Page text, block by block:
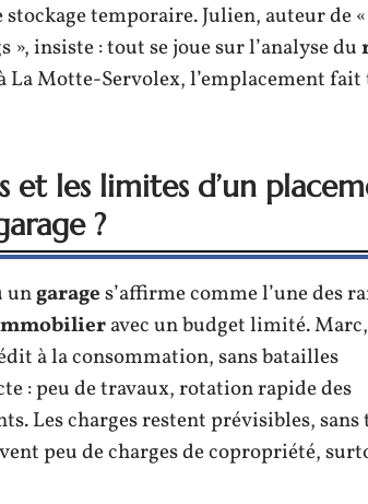
temporaire. Julien, auteur de
insiste : tout se joue sur l’analyse du
La Motte-Servolex, l’emplacement
et les limites d’un
?
ungarages’affirme comme l’une des
avec un budget limité.
à la consommation, sans batailles
: peu de travaux, rotation rapide des
Les charges restent prévisibles, sans
peu de charges de copropriété,